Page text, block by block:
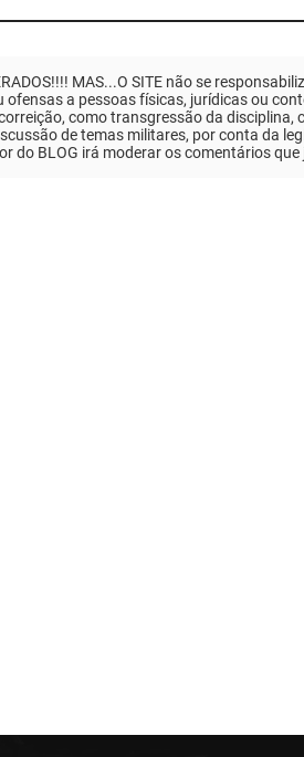
MAS...O SITE não se
a pessoas físicas, jurídicas ou
como transgressão da disciplina,
de temas militares, por conta da
do BLOG irá moderar os comentários